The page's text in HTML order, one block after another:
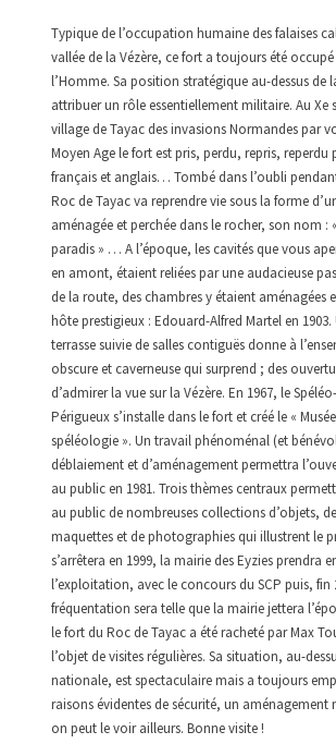
Typique de l’occupation humaine des falaises
vallée de la Vézère, ce fort a toujours été
l’Homme. Sa position stratégique au-dessus de
attribuer un rôle essentiellement militaire. Au Xe
village de Tayac des invasions Normandes par
Moyen Age le fort est pris, perdu, repris, reperdu
français et anglais… Tombé dans l’oubli
Roc de Tayac va reprendre vie sous la forme
aménagée et perchée dans le rocher, son nom :
paradis » … A l’époque, les cavités que vous
en amont, étaient reliées par une audacieuse
de la route, des chambres y étaient aménagées
hôte prestigieux : Edouard-Alfred Martel en 1903.
terrasse suivie de salles contiguës donne à
obscure et caverneuse qui surprend ; des
d’admirer la vue sur la Vézère. En 1967, le
Périgueux s’installe dans le fort et créé le «
spéléologie ». Un travail phénoménal (et
déblaiement et d’aménagement permettra
au public en 1981. Trois thèmes centraux
au public de nombreuses collections d’objets,
maquettes et de photographies qui illustrent le
s’arrêtera en 1999, la mairie des Eyzies prendra
l’exploitation, avec le concours du SCP puis, fin
fréquentation sera telle que la mairie jettera
le fort du Roc de Tayac a été racheté par Max
l’objet de visites régulières. Sa situation, au-
nationale, est spectaculaire mais a toujours
raisons évidentes de sécurité, un
on peut le voir ailleurs. Bonne visite !